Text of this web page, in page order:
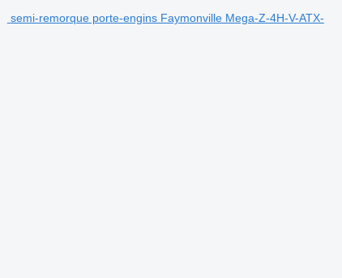
semi-remorque porte-engins Faymonville Mega-Z-4H-V-ATX-